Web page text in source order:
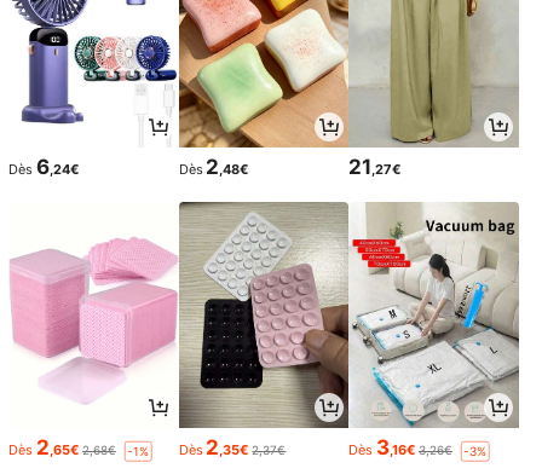
Dès 6,24€ Dès 2 ,48€ 21 ,27€
Dès 2,65€ 2,68€ -1% Dès 2,35€ 2,37€ Dès 3,16€ 3,26€ -3%